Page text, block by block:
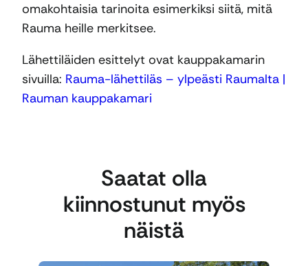
omakohtaisia tarinoita esimerkiksi siitä, mitä
Rauma heille merkitsee.
Lähettiläiden esittelyt ovat kauppakamarin
sivuilla: Rauma-lähettiläs – ylpeästi Raumalta |
Rauman kauppakamari
Saatat olla
kiinnostunut myös
näistä